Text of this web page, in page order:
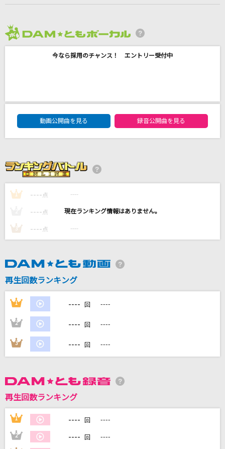
乃木坂46
お気に召すまま
喜多村英梨
女々しくて
ゴールデンボンバー
ヴァンパイア
Janne Da Arc
DAMの新曲・ランキングなど
カラオケをもっと楽しもう！
今なら採用のチャンス！ エントリー受付中
DAM★ともボーカルエントリーランキング
動画公開曲を見る
録音公開曲を見る
1 ---- 点 ----
---- 点 ----
3 ---- 点 ----
再生回数ランキング
1 ---- 回 ----
2 ---- 回 ----
3 ---- 回 ----
再生回数ランキング
1 ---- 回 ----
2 ---- 回 ----